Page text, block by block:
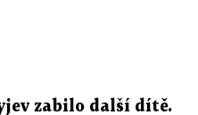
zabilo další dítě.